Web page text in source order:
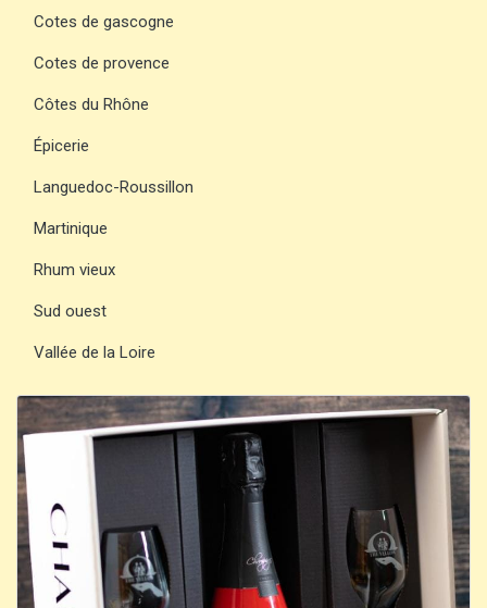
Cotes de gascogne
Cotes de provence
Côtes du Rhône
Épicerie
Languedoc-Roussillon
Martinique
Rhum vieux
Sud ouest
Vallée de la Loire